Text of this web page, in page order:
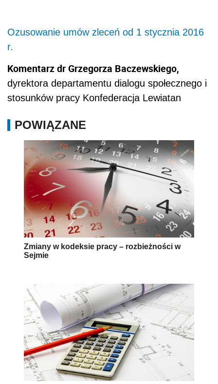
Ozusowanie umów zleceń od 1 stycznia 2016
r.
Komentarz dr Grzegorza Baczewskiego,
dyrektora departamentu dialogu społecznego i
stosunków pracy Konfederacja Lewiatan
POWIĄZANE
Zmiany w kodeksie pracy – rozbieżności w
Sejmie